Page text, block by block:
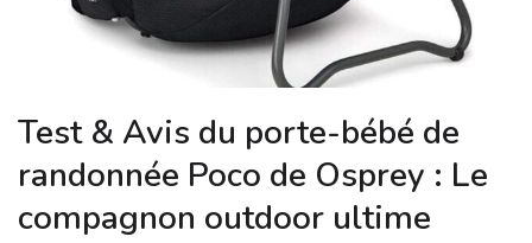
Test & Avis du porte-bébé de
randonnée Poco de Osprey : Le
compagnon outdoor ultime